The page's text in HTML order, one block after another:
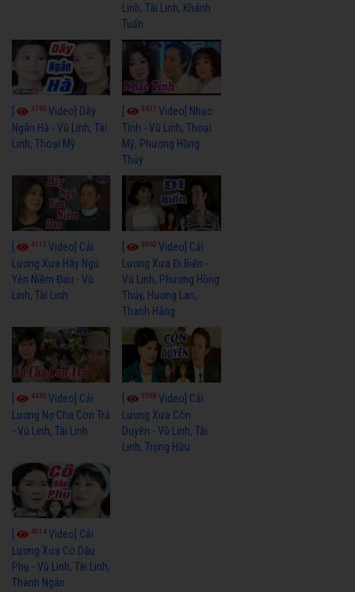
Linh, Tài Linh, Khánh
Tuấn
3765 Video] Dãy
Ngân Hà - Vũ Linh, Tài
Linh, Thoại Mỹ
3437Video] Nhạc
Tình - Vũ Linh, Thoại
Mỹ, Phương Hồng
Thủy
4112 Video] Cải
Lương Xưa Hãy Ngủ
Yên Niềm Đau - Vũ
Linh, Tài Linh
3962Video] Cải
Lương Xưa Đi Biển -
Vũ Linh, Phương Hồng
Thủy, Hương Lan,
Thanh Hằng
4430 Video] Cải
Lương Nợ Cha Con Trả
- Vũ Linh, Tài Linh
3598Video] Cải
Lương Xưa Còn
Duyên - Vũ Linh, Tài
Linh, Trọng Hữu
4014Video] Cải
Lương Xưa Cô Dâu
Phụ - Vũ Linh, Tài Linh,
Thanh Ngân